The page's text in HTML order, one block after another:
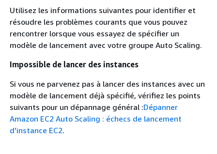
Utilisez les informations suivantes pour identifier et
résoudre les problèmes courants que vous pouvez
rencontrer lorsque vous essayez de spécifier un
modèle de lancement avec votre groupe Auto Scaling.
Impossible de lancer des instances
Si vous ne parvenez pas à lancer des instances avec un
modèle de lancement déjà spécifié, vérifiez les points
suivants pour un dépannage général :Dépanner
Amazon EC2 Auto Scaling : échecs de lancement
d'instance EC2.